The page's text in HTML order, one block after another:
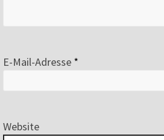
E-Mail-Adresse *
Website